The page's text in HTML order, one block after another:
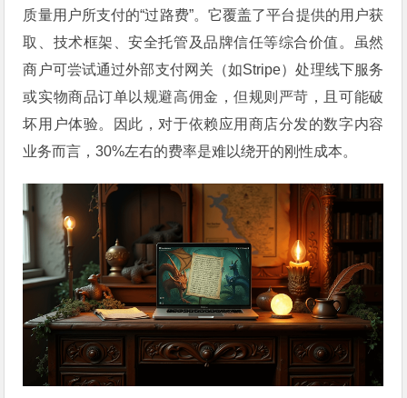
质量用户所支付的“过路费”。它覆盖了平台提供的用户获
取、技术框架、安全托管及品牌信任等综合价值。虽然
商户可尝试通过外部支付网关（如Stripe）处理线下服务
或实物商品订单以规避高佣金，但规则严苛，且可能破
坏用户体验。因此，对于依赖应用商店分发的数字内容
业务而言，30%左右的费率是难以绕开的刚性成本。